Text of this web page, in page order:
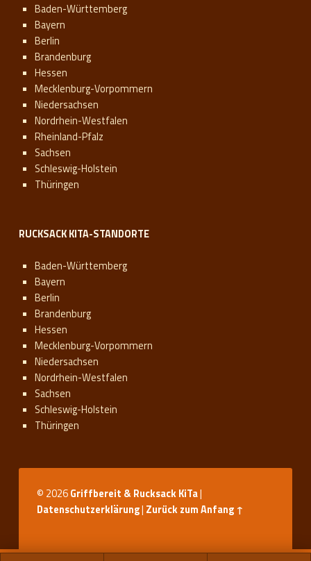
Baden-Württemberg
Bayern
Berlin
Brandenburg
Hessen
Mecklenburg-Vorpommern
Niedersachsen
Nordrhein-Westfalen
Rheinland-Pfalz
Sachsen
Schleswig-Holstein
Thüringen
RUCKSACK KITA-STANDORTE
Baden-Württemberg
Bayern
Berlin
Brandenburg
Hessen
Mecklenburg-Vorpommern
Niedersachsen
Nordrhein-Westfalen
Sachsen
Schleswig-Holstein
Thüringen
© 2026Griffbereit & Rucksack KiTa|
Datenschutzerklärung| Zurück zum Anfang ↑